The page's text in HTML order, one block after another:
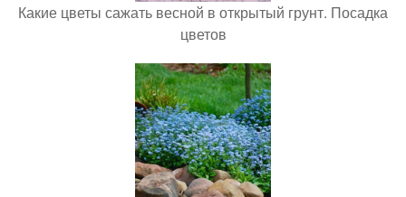
Какие цветы сажать весной в открытый грунт. Посадка
цветов